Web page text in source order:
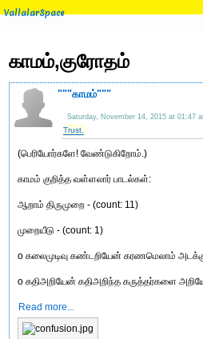
VallalarSpace
காமம்,குரோதம்
"""காமம்"""
Saturday, November 14, 2015 at 01:47
Trust.
(பெரியோர்களே! வேண்டுகிறோம்.)
காமம் குறித்த வள்ளலார் பாடல்கள்:
ஆறாம் திருமுறை - (count: 11)
முறையீடு - (count: 1)
o கலைமுடிவு கண்டறியேன் கரணமெலாம்
o கதிஅறியேன் கதிஅறிந்த கருத்தர்களை
Read more...